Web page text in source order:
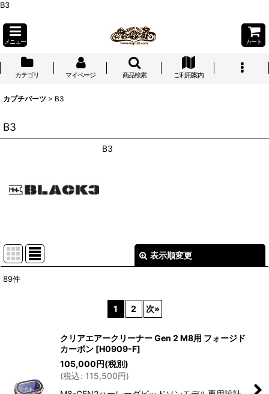
B3
メニュー カート
カテゴリ マイページ 商品検索 ご利用案内
カプチパーツ > B3
B3
B3
表示順変更
絞り込む
89件
1 2 次»
クリアエアークリーナー Gen 2 M8用 フォージド
カーボン [H0909-F]
105,000円(税別)
(税込: 115,500円)